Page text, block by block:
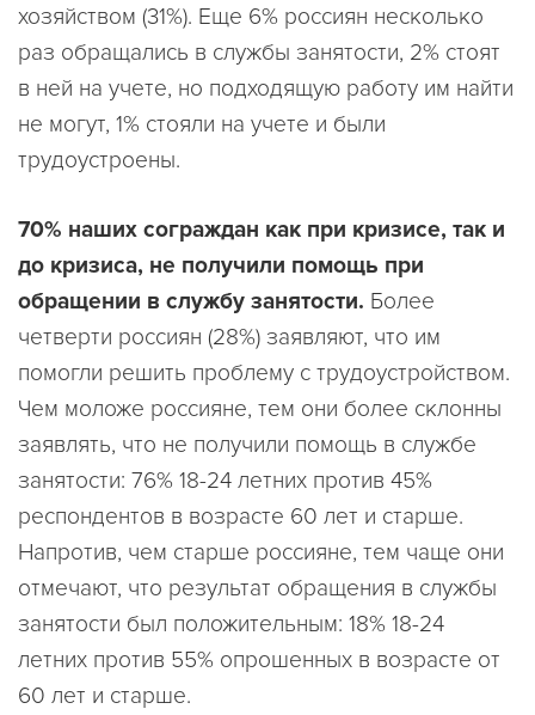
хозяйством (31%). Еще 6% россиян несколько
раз обращались в службы занятости, 2% стоят
в ней на учете, но подходящую работу им найти
не могут, 1% стояли на учете и были
трудоустроены.
70% наших сограждан как при кризисе, так и
до кризиса, не получили помощь при
обращении в службу занятости. Более
четверти россиян (28%) заявляют, что им
помогли решить проблему с трудоустройством.
Чем моложе россияне, тем они более склонны
заявлять, что не получили помощь в службе
занятости: 76% 18-24 летних против 45%
респондентов в возрасте 60 лет и старше.
Напротив, чем старше россияне, тем чаще они
отмечают, что результат обращения в службы
занятости был положительным: 18% 18-24
летних против 55% опрошенных в возрасте от
60 лет и старше.